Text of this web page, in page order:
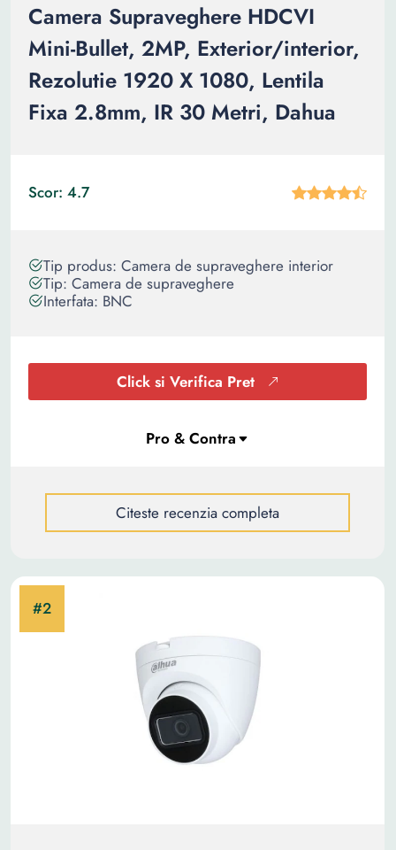
Camera Supraveghere HDCVI
Mini-Bullet, 2MP, Exterior/interior,
Rezolutie 1920 X 1080, Lentila
Fixa 2.8mm, IR 30 Metri, Dahua
Scor: 4.7
Tip produs: Camera de supraveghere interior
Tip: Camera de supraveghere
Interfata: BNC
Click si Verifica Pret
Citeste recenzia completa